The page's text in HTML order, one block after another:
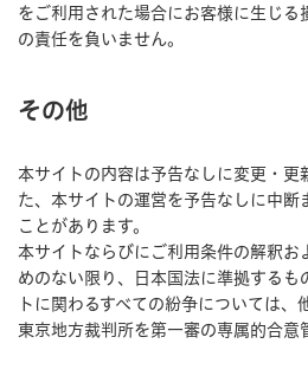
をご利用された場合にお客様に生じる
の責任を負いません。
その他
本サイトの内容は予告なしに変更・更
た、本サイトの運営を予告なしに中断
ことがあります。
本サイトならびにご利用条件の解釈お
めのない限り、日本国法に準拠するも
トに関わるすべての紛争については、
東京地方裁判所を第一審の専属的合意